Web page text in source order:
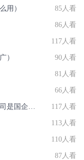
用） 85人看
86人看
117人看
） 90人看
81人看
66人看
117人看
113人看
110人看
87人看